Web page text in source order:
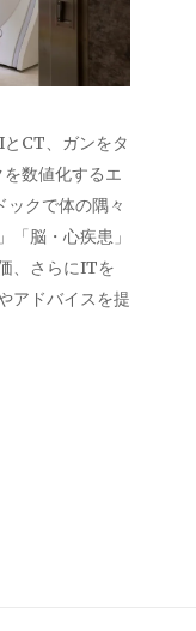
CT、ガンをタ
数値化するエ
クで体の隅々
「脳・心疾患」
、さらにITを
アドバイスを提